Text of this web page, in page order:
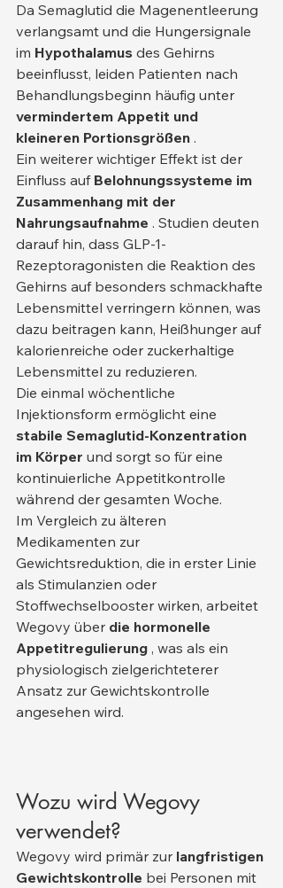
Da Semaglutid die Magenentleerung
verlangsamt und die Hungersignale
im Hypothalamus des Gehirns
beeinflusst, leiden Patienten nach
Behandlungsbeginn häufig unter
vermindertem Appetit und
kleineren Portionsgrößen .
Ein weiterer wichtiger Effekt ist der
Einfluss auf Belohnungssysteme im
Zusammenhang mit der
Nahrungsaufnahme . Studien deuten
darauf hin, dass GLP-1-
Rezeptoragonisten die Reaktion des
Gehirns auf besonders schmackhafte
Lebensmittel verringern können, was
dazu beitragen kann, Heißhunger auf
kalorienreiche oder zuckerhaltige
Lebensmittel zu reduzieren.
Die einmal wöchentliche
Injektionsform ermöglicht eine
stabile Semaglutid-Konzentration
im Körper und sorgt so für eine
kontinuierliche Appetitkontrolle
während der gesamten Woche.
Im Vergleich zu älteren
Medikamenten zur
Gewichtsreduktion, die in erster Linie
als Stimulanzien oder
Stoffwechselbooster wirken, arbeitet
Wegovy über die hormonelle
Appetitregulierung , was als ein
physiologisch zielgerichteterer
Ansatz zur Gewichtskontrolle
angesehen wird.
Wozu wird Wegovy
verwendet?
Wegovy wird primär zur langfristigen
Gewichtskontrolle bei Personen mit